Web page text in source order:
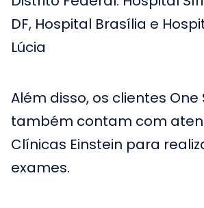
DF, Hospital Brasília e
Lúcia
Além disso, os clientes One
também contam com
Clínicas Einstein para
exames.